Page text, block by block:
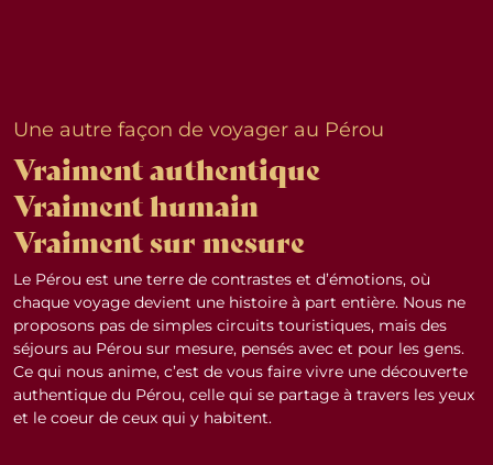
Une autre façon de voyager au Pérou
Vraiment authentique
Vraiment humain
Vraiment sur mesure
Le Pérou est une terre de contrastes et d’émotions, où
chaque voyage devient une histoire à part entière. Nous ne
proposons pas de simples circuits touristiques, mais des
séjours au Pérou sur mesure, pensés avec et pour les gens.
Ce qui nous anime, c’est de vous faire vivre une découverte
authentique du Pérou, celle qui se partage à travers les yeux
et le coeur de ceux qui y habitent.